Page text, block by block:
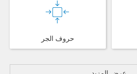
حروف الجر